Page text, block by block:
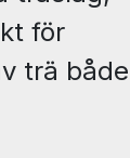
för
trä både